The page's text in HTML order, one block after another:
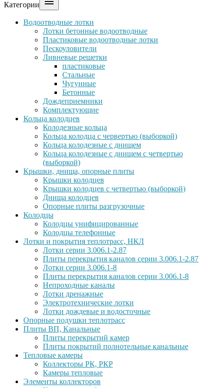
Категории
Водоотводные лотки
Лотки бетонные водоотводные
Пластиковые водоотводные лотки
Пескоуловители
Ливневые решетки
пластиковые
Стальные
Чугунные
Бетонные
Дождеприемники
Комплектующие
Кольца колодцев
Колодезные кольца
Кольца колодца с червертью (выборкой)
Кольца колодезные с днищем
Кольца колодезные с днищем с четвертью
(выборкой)
Крышки, днища, опорные плиты
Крышки колодцев
Крышки колодцев с четвертью (выборкой)
Днища колодцев
Опорные плиты разгрузочные
Колодцы
Колодцы унифицированные
Колодцы телефонные
Лотки и покрытия теплотрасс, НКЛ
Лотки серии 3.006.1-2.87
Плиты перекрытия каналов серии 3.006.1-2.87
Лотки серии 3.006.1-8
Плиты перекрытия каналов серии 3.006.1-8
Непроходные каналы
Лотки дренажные
Электротехнические лотки
Лотки дождевые и водосточные
Опорные подушки теплотрасс
Плиты ВП, Канальные
Плиты перекрытий камер
Плиты покрытий полнотельные канальные
Тепловые камеры
Коллекторы РК, РКР
Камеры тепловые
Элементы коллекторов